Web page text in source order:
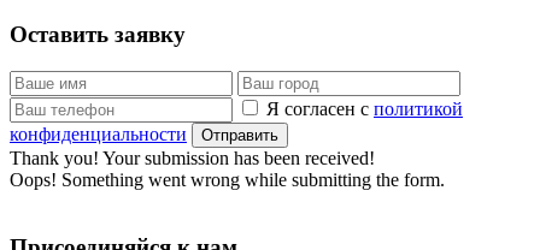
Оставить заявку
Я согласен с политикой
конфиденциальности
Thank you! Your submission has been received!
Oops! Something went wrong while submitting the form.